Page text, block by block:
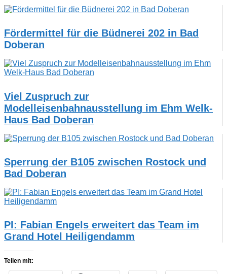
Fördermittel für die Büdnerei 202 in Bad
Doberan
Viel Zuspruch zur
Modelleisenbahnausstellung im Ehm Welk-
Haus Bad Doberan
Sperrung der B105 zwischen Rostock und
Bad Doberan
PI: Fabian Engels erweitert das Team im
Grand Hotel Heiligendamm
Teilen mit: